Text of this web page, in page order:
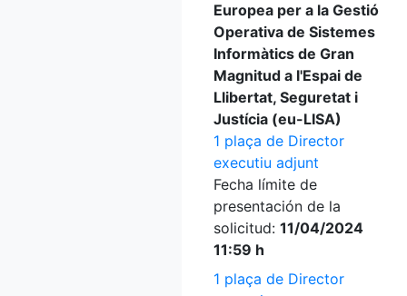
Europea per a la Gestió
Operativa de Sistemes
Informàtics de Gran
Magnitud a l'Espai de
Llibertat, Seguretat i
Justícia (eu-LISA)
1 plaça de Director
executiu adjunt
Fecha límite de
presentación de la
solicitud: 11/04/2024
11:59 h
1 plaça de Director